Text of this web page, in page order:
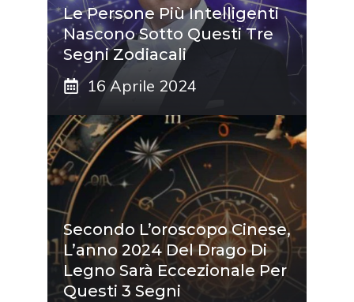
Le Persone Più Intelligenti
Nascono Sotto Questi Tre
Segni Zodiacali
16 Aprile 2024
Secondo L’oroscopo Cinese,
L’anno 2024 Del Drago Di
Legno Sarà Eccezionale Per
Questi 3 Segni